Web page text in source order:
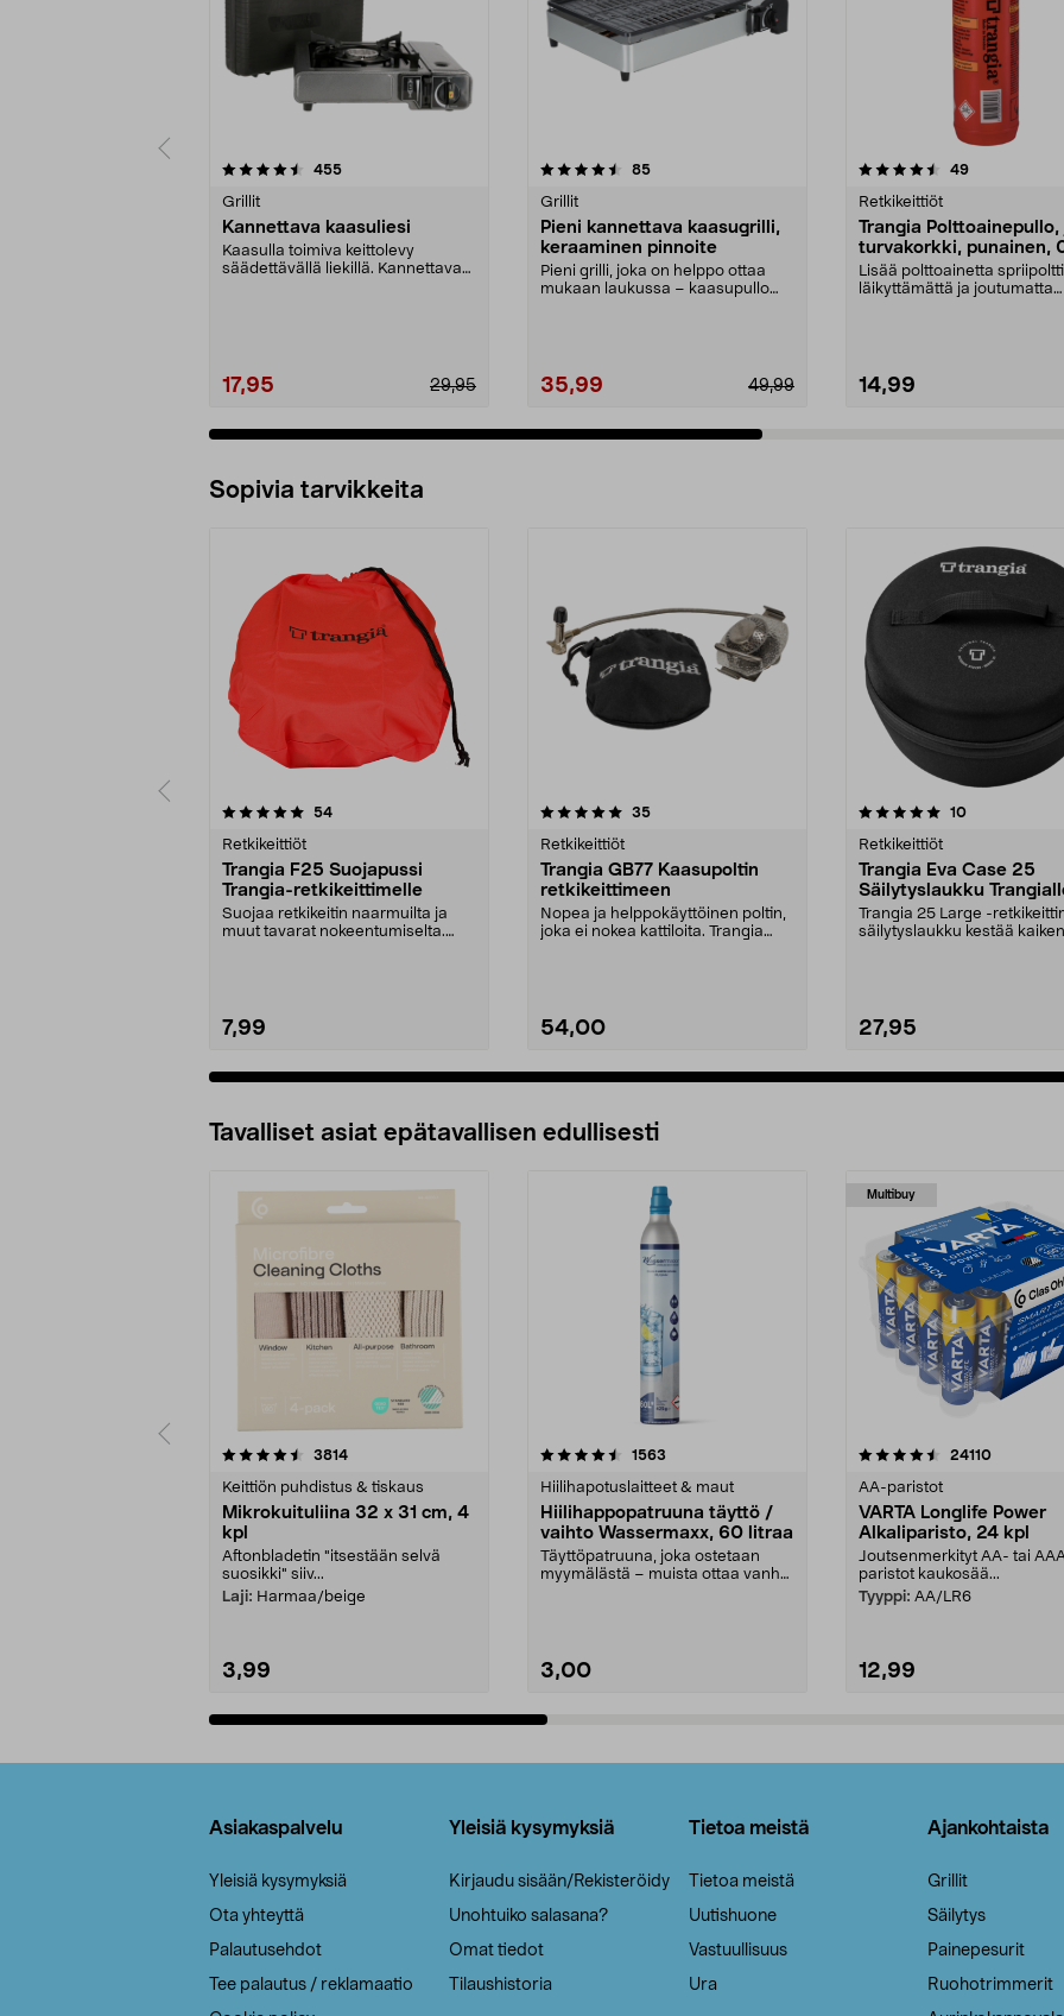
455arvostelut
Grillit
Kannettava kaasuliesi
Kaasulla toimiva keittolevy
säädettävällä liekillä. Kannettava
17,95 29,95
4.5 viidestä
85arvostelut
Grillit
Pieni kannettava kaasugrilli,
keraaminen pinnoite
Pieni grilli, joka on helppo ottaa
mukaan laukussa – kaasupullo
35,99 49,99
4.5 viidestä
49arvostelut
Retkikeittiöt
Trangia Polttoainepullo,
turvakorkki, punainen,
litraa
Lisää polttoainetta
läikyttämättä ja joutumatta
14,99
4.5 viidestä
Sopivia tarvikkeita
54arvostelut
Retkikeittiöt
Trangia F25 Suojapussi
Trangia-retkikeittimelle
Suojaa retkikeitin naarmuilta ja
muut tavarat nokeentumiselta.
7,99
5.0viidestä
35arvostelut
Retkikeittiöt
Trangia GB77 Kaasupoltin
retkikeittimeen
Nopea ja helppokäyttöinen poltin,
joka ei nokea kattiloita. Trangia
54,00
5.0viidestä
10arvostelut
Retkikeittiöt
Trangia Eva Case 25
Säilytyslaukku
Trangia 25 Large -
säilytyslaukku kestää
27,95
4.5viidestä
Tavalliset asiat epätavallisen edullisesti
3814arvostelut
Keittiön puhdistus & tiskaus
Mikrokuituliina 32 x 31 cm, 4
kpl
Aftonbladetin "itsestään selvä
suosikki" siiv...
Laji: Harmaa/beige
3,99
4.5viidestä
1563
Hiilihapotuslaitteet & maut
Hiilihappopatruuna täyttö /
vaihto Wassermaxx, 60 litraa
Täyttöpatruuna, joka ostetaan
myymälästä – muista ottaa vanha
3,00
Multibuy
4.5viidestä
24110arvostelut
AA-paristot
VARTA Longlife Power
Alkaliparisto, 24 kpl
Joutsenmerkityt AA- tai
paristot kaukosää...
Tyyppi: AA/LR6
12,99
4.5viidestä
Asiakaspalvelu
Yleisiä kysymyksiä
Ota yhteyttä
Palautusehdot
Tee palautus / reklamaatio
Yleisiä kysymyksiä
Kirjaudu sisään/Rekisteröidy
Unohtuiko salasana?
Omat tiedot
Tilaushistoria
Tietoa meistä
Tietoa meistä
Uutishuone
Vastuullisuus
Ura
Ajankohtaista
Grillit
Säilytys
Painepesurit
Ruohotrimmerit